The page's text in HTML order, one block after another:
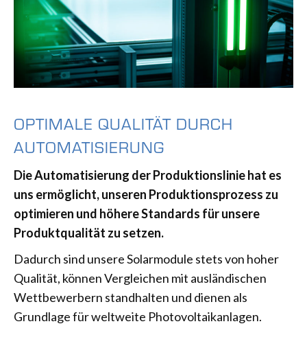
OPTIMALE QUALITÄT DURCH
AUTOMATISIERUNG
Die Automatisierung der Produktionslinie hat es
uns ermöglicht, unseren Produktionsprozess zu
optimieren und höhere Standards für unsere
Produktqualität zu setzen.
Dadurch sind unsere Solarmodule stets von hoher
Qualität, können Vergleichen mit ausländischen
Wettbewerbern standhalten und dienen als
Grundlage für weltweite Photovoltaikanlagen.